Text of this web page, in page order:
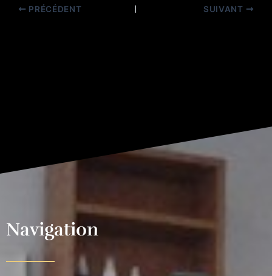
PRÉCÉDENT SUIVANT
Navigation